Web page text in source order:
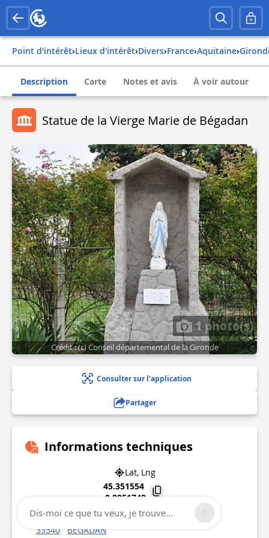
Point d'intérêt› Lieux d'intérêt› Divers› france› aquitaine›
Description Carte Notes et avis À voir autour
Statue de la Vierge Marie de Bégadan
1 photo(s)
Crédit : (c) Conseil départemental de la Gironde
Consulter sur l'application
Partager
Informations techniques
Lat, Lng
45.351554
-0.8951749
8 route de Lesparre
33340
BEGADAN
Dis-moi ce que tu veux, je trouve...